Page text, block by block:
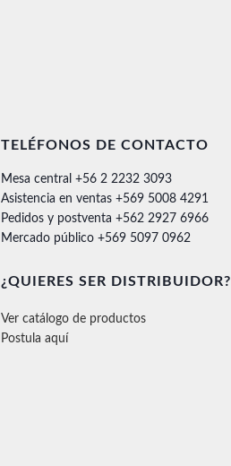
TELÉFONOS DE CONTACTO
Mesa central +56 2 2232 3093
Asistencia en ventas +569 5008 4291
Pedidos y postventa +562 2927 6966
Mercado público +569 5097 0962
¿QUIERES SER DISTRIBUIDOR?
Ver catálogo de productos
Postula aquí